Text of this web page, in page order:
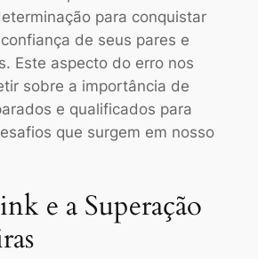
para conquistar
de seus pares e
Este aspecto do erro nos
sobre a importância de
e qualificados para
que surgem em nosso
e a Superação